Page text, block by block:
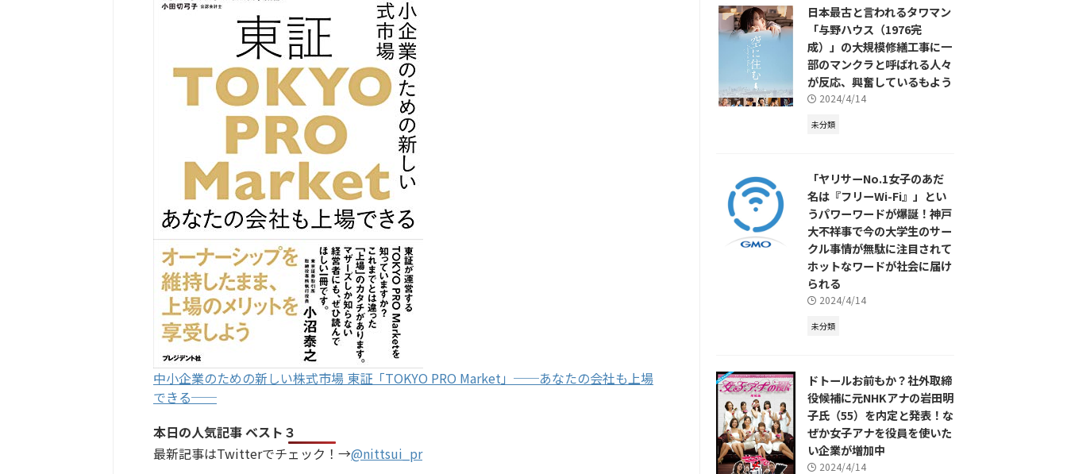
中小企業のための新しい株式市場 東証「TOKYO PRO Market」──あなたの会社も上場
できる──
本日の人気記事 ベスト３
最新記事はTwitterでチェック！→@nittsui_pr
日本最古と言われるタワマン
「与野ハウス（1976完
成）」の大規模修繕工事に一
部のマンクラと呼ばれる人々
が反応、興奮しているもよう
2024/4/14
未分類
「ヤリサーNo.1女子のあだ
名は『フリーWi-Fi』」とい
うパワーワードが爆誕！神戸
大不祥事で今の大学生のサー
クル事情が無駄に注目されて
ホットなワードが社会に届け
られる
2024/4/14
未分類
ドトールお前もか？社外取締
役候補に元NHKアナの岩田明
子氏（55）を内定と発表！な
ぜか女子アナを役員を使いた
い企業が増加中
2024/4/14